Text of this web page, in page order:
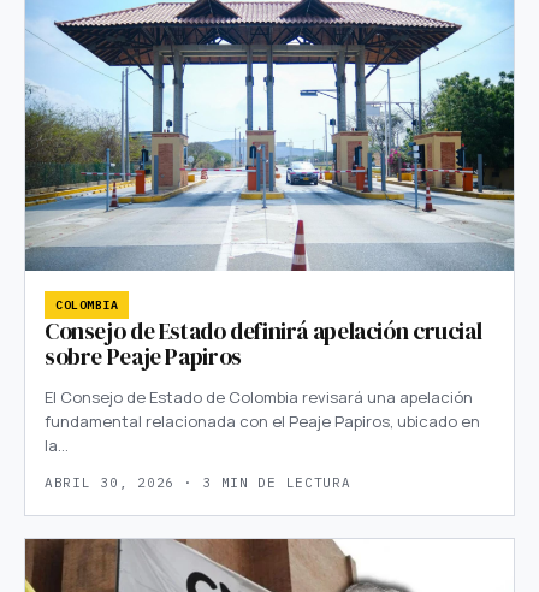
COLOMBIA
Consejo de Estado definirá apelación crucial
sobre Peaje Papiros
El Consejo de Estado de Colombia revisará una apelación
fundamental relacionada con el Peaje Papiros, ubicado en
la…
ABRIL 30, 2026 · 3 MIN DE LECTURA